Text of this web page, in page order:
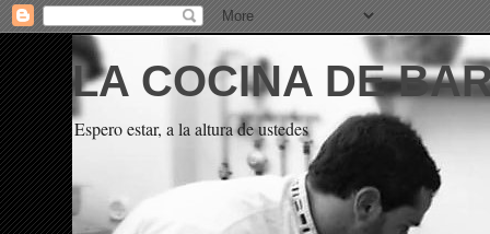
LA COCINA DE
Espero estar, a la altura de ustedes